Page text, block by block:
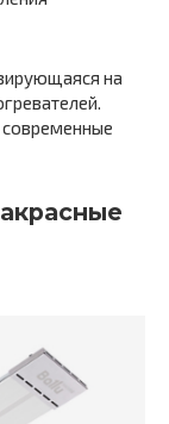
на
современные